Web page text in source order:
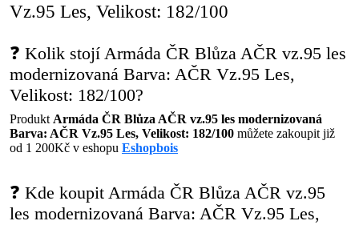
Vz.95 Les, Velikost: 182/100
❓ Kolik stojí Armáda ČR Blůza AČR vz.95 les
modernizovaná Barva: AČR Vz.95 Les,
Velikost: 182/100?
Produkt Armáda ČR Blůza AČR vz.95 les modernizovaná
Barva: AČR Vz.95 Les, Velikost: 182/100 můžete zakoupit již
od 1 200Kč v eshopu Eshopbois
❓ Kde koupit Armáda ČR Blůza AČR vz.95
les modernizovaná Barva: AČR Vz.95 Les,